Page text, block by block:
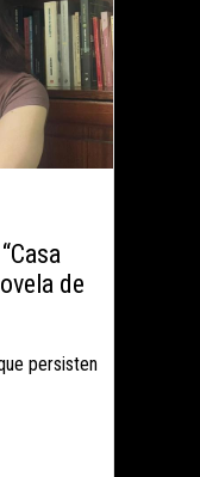
de
persisten